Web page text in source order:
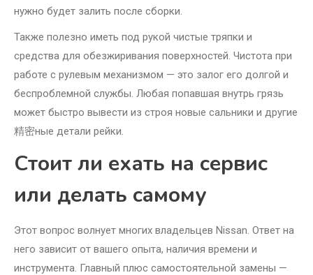
нужно будет залить после сборки.
Также полезно иметь под рукой чистые тряпки и
средства для обезжиривания поверхностей. Чистота при
работе с рулевым механизмом — это залог его долгой и
беспроблемной службы. Любая попавшая внутрь грязь
может быстро вывести из строя новые сальники и другие
精密ные детали рейки.
Стоит ли ехать на сервис
или делать самому
Этот вопрос волнует многих владельцев Nissan. Ответ на
него зависит от вашего опыта, наличия времени и
инструмента. Главный плюс самостоятельной замены —